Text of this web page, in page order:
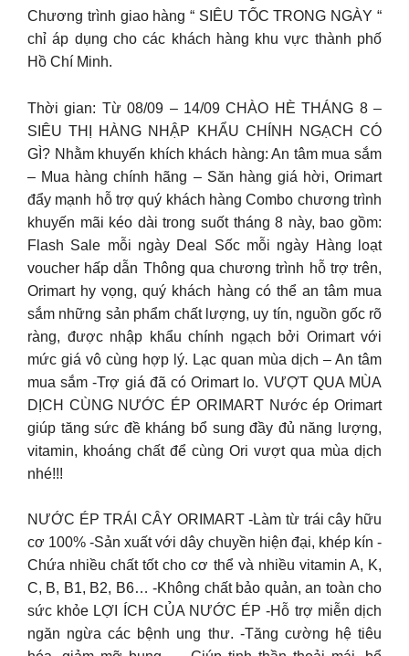
Chương trình giao hàng “ SIÊU TỐC TRONG NGÀY “
chỉ áp dụng cho các khách hàng khu vực thành phố
Hồ Chí Minh.
Thời gian: Từ 08/09 – 14/09 CHÀO HÈ THÁNG 8 –
SIÊU THỊ HÀNG NHẬP KHẨU CHÍNH NGẠCH CÓ
GÌ? Nhằm khuyến khích khách hàng: An tâm mua sắm
– Mua hàng chính hãng – Săn hàng giá hời, Orimart
đẩy mạnh hỗ trợ quý khách hàng Combo chương trình
khuyến mãi kéo dài trong suốt tháng 8 này, bao gồm:
Flash Sale mỗi ngày Deal Sốc mỗi ngày Hàng loạt
voucher hấp dẫn Thông qua chương trình hỗ trợ trên,
Orimart hy vọng, quý khách hàng có thể an tâm mua
sắm những sản phẩm chất lượng, uy tín, nguồn gốc rõ
ràng, được nhập khẩu chính ngạch bởi Orimart với
mức giá vô cùng hợp lý. Lạc quan mùa dịch – An tâm
mua sắm -Trợ giá đã có Orimart lo. VƯỢT QUA MÙA
DỊCH CÙNG NƯỚC ÉP ORIMART Nước ép Orimart
giúp tăng sức đề kháng bổ sung đầy đủ năng lượng,
vitamin, khoáng chất để cùng Ori vượt qua mùa dịch
nhé!!!
NƯỚC ÉP TRÁI CÂY ORIMART -Làm từ trái cây hữu
cơ 100% -Sản xuất với dây chuyền hiện đại, khép kín -
Chứa nhiều chất tốt cho cơ thể và nhiều vitamin A, K,
C, B, B1, B2, B6… -Không chất bảo quản, an toàn cho
sức khỏe LỢI ÍCH CỦA NƯỚC ÉP -Hỗ trợ miễn dịch
ngăn ngừa các bệnh ung thư. -Tăng cường hệ tiêu